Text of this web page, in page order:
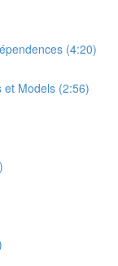
(4:20)
et Models (2:56)